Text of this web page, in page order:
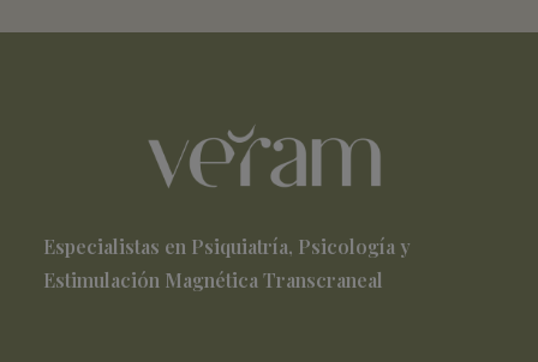
Especialistas en Psiquiatría, Psicología y
Estimulación Magnética Transcraneal